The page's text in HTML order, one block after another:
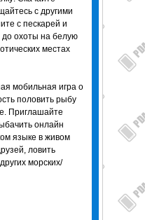
с другими
с пескарей и
до охоты на белую
местах
мобильная игра о
половить рыбу
Приглашайте
онлайн
языке в живом
ловить
морских/